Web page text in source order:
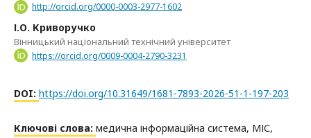
http://orcid.org/0000-0003-2977-1602
І.О. Криворучко
Вінницький національний технічний університет
https://orcid.org/0009-0004-2790-3231
DOI: https://doi.org/10.31649/1681-7893-2026-51-1-197-203
Ключові слова: медична інформаційна система, МІС,